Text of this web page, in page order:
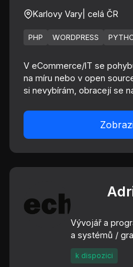
Karlovy Vary | celá ČR
PHP WORDPRESS
V eCommerce/IT se
na míru nebo v open
si nevybírám, obracejí se
Vývojář a
a systémů /
k dispozici